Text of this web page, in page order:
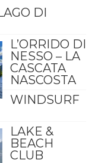
DI
L’ORRIDO DI
NESSO – LA
CASCATA
NASCOSTA
WINDSURF
LAKE &
BEACH
CLUB